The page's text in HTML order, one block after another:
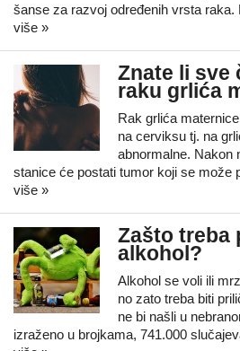
šanse za razvoj određenih vrsta
više »
Znate li sve
raku grlića
Rak grlića
na cerviksu tj. na
abnormalne. Nakon
stanice će postati tumor koji se može
više »
Zašto treba
alkohol?
Alkohol se voli ili
no zato treba biti
ne bi našli u
izraženo u brojkama, 741.000